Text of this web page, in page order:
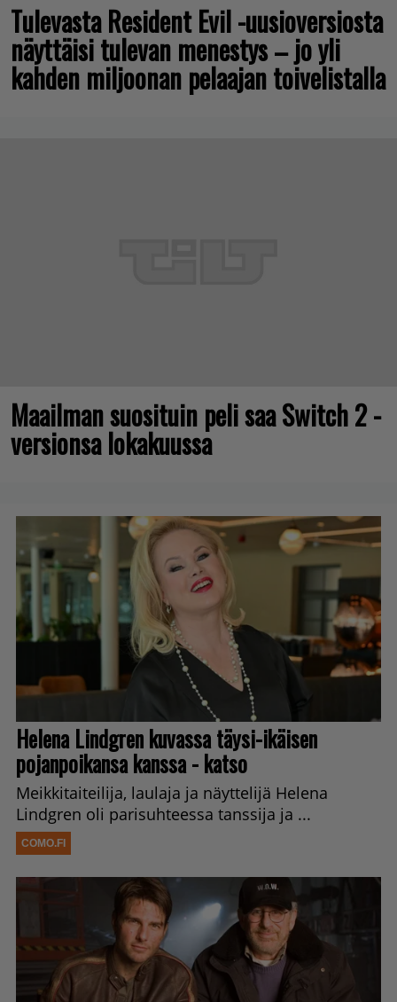
Tulevasta Resident Evil -uusioversiosta
näyttäisi tulevan menestys – jo yli
kahden miljoonan pelaajan toivelistalla
Maailman suosituin peli saa Switch 2 -
versionsa lokakuussa